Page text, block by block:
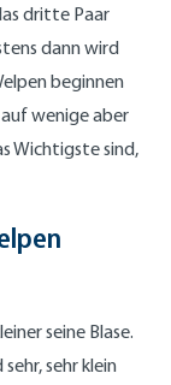
dritte Paar
dann wird
beginnen
wenige aber
Wichtigste sind,
seine Blase.
sehr klein